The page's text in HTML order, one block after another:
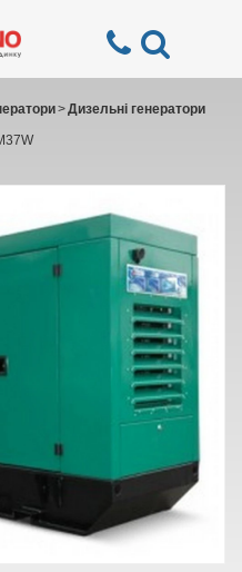
Дизельні генератори
>